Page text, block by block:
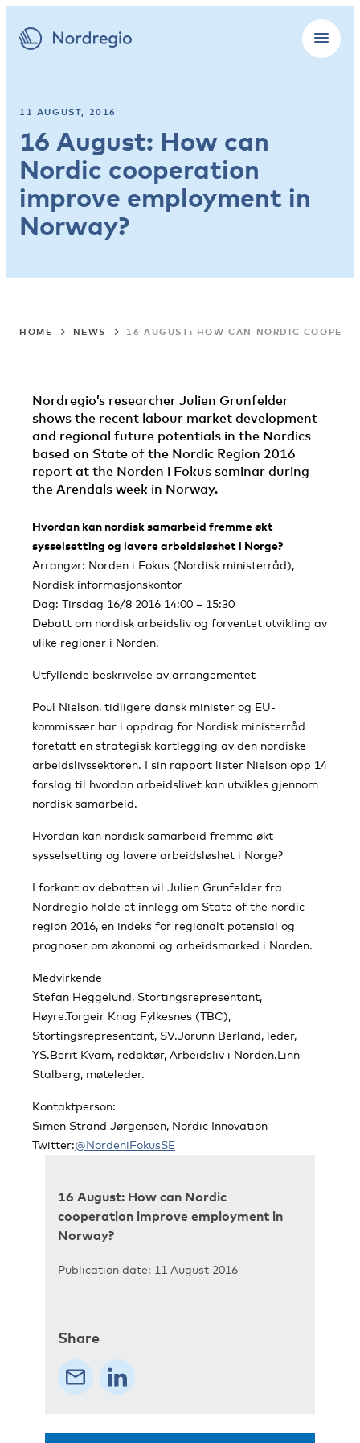
11 AUGUST, 2016
16 August: How can
Nordic cooperation
improve employment in
Norway?
HOME NEWS 16 AUGUST: HOW CAN NORDIC
Nordregio’s researcher Julien Grunfelder
shows the recent labour market development
and regional future potentials in the Nordics
based on State of the Nordic Region 2016
report at the Norden i Fokus seminar during
the Arendals week in Norway.
Hvordan kan nordisk samarbeid fremme økt
sysselsetting og lavere arbeidsløshet i Norge?
Arrangør: Norden i Fokus (Nordisk ministerråd),
Nordisk informasjonskontor
Dag: Tirsdag 16/8 2016 14:00 – 15:30
Debatt om nordisk arbeidsliv og forventet utvikling av
ulike regioner i Norden.
Utfyllende beskrivelse av arrangementet
Poul Nielson, tidligere dansk minister og EU-
kommissær har i oppdrag for Nordisk ministerråd
foretatt en strategisk kartlegging av den nordiske
arbeidslivssektoren. I sin rapport lister Nielson opp 14
forslag til hvordan arbeidslivet kan utvikles gjennom
nordisk samarbeid.
Hvordan kan nordisk samarbeid fremme økt
sysselsetting og lavere arbeidsløshet i Norge?
I forkant av debatten vil Julien Grunfelder fra
Nordregio holde et innlegg om State of the nordic
region 2016, en indeks for regionalt potensial og
prognoser om økonomi og arbeidsmarked i Norden.
Medvirkende
Stefan Heggelund, Stortingsrepresentant,
Høyre.Torgeir Knag Fylkesnes (TBC),
Stortingsrepresentant, SV.Jorunn Berland, leder,
YS.Berit Kvam, redaktør, Arbeidsliv i Norden.Linn
Stalberg, møteleder.
Kontaktperson:
Simen Strand Jørgensen, Nordic Innovation
Twitter:@NordeniFokusSE
16 August: How can Nordic
cooperation improve employment in
Norway?
Publication date: 11 August 2016
Share